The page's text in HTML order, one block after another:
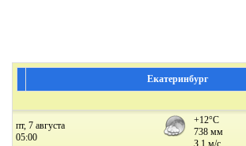
Екатеринбург